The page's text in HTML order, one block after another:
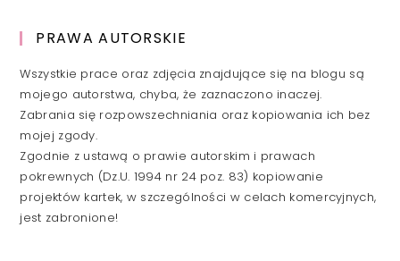
PRAWA AUTORSKIE
Wszystkie prace oraz zdjęcia znajdujące się na blogu są
mojego autorstwa, chyba, że zaznaczono inaczej.
Zabrania się rozpowszechniania oraz kopiowania ich bez
mojej zgody.
Zgodnie z ustawą o prawie autorskim i prawach
pokrewnych (Dz.U. 1994 nr 24 poz. 83) kopiowanie
projektów kartek, w szczególności w celach komercyjnych,
jest zabronione!